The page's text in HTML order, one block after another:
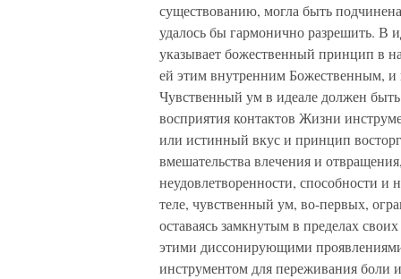
существованию, могла быть
удалось бы гармонично разрешить. В
указывает божественный принцип в
ей этим внутренним Божественным,
Чувственный ум в идеале должен
восприятия контактов Жизни
или истинный вкус и принцип
вмешательства влечения и
неудовлетворенности, способности
теле, чувственный ум, во-первых,
оставаясь замкнутым в пределах
этими диссонирующими
инструментом для переживания боли